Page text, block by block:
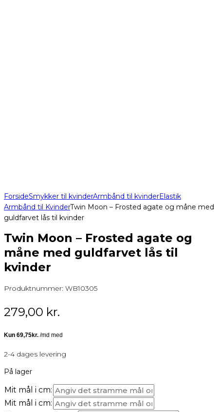
ForsideSmykker til kvinderArmbånd til kvinderElastik
Armbånd til KvinderTwin Moon – Frosted agate og måne med
guldfarvet lås til kvinder
Twin Moon – Frosted agate og
måne med guldfarvet lås til
kvinder
Produktnummer: WB10305
279,00 kr.
2-4 dages levering
På lager
Mit mål i cm:
Mit mål i cm: